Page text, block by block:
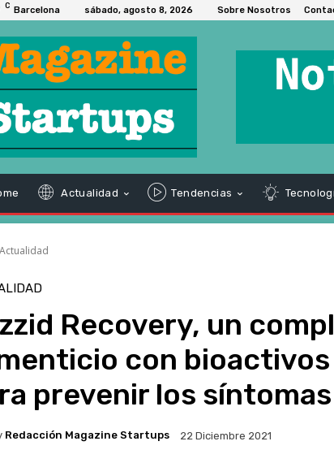
C Barcelona sábado, agosto 8, 2026 Sobre Nosotros
Actualidad Tendencias
Actualidad
Recovery, un
con
prevenir los
Redacción Magazine Startups 22 Diciembre 2021